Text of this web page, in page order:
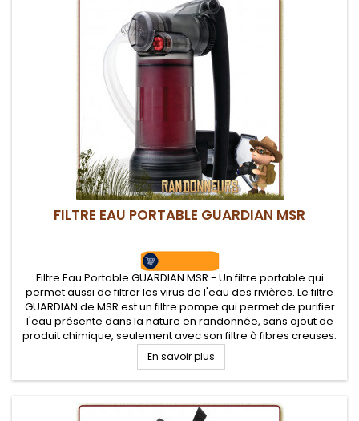
FILTRE EAU PORTABLE GUARDIAN MSR
Filtre Eau Portable GUARDIAN MSR - Un filtre portable qui
permet aussi de filtrer les virus de l'eau des rivières. Le filtre
GUARDIAN de MSR est un filtre pompe qui permet de purifier
l'eau présente dans la nature en randonnée, sans ajout de
produit chimique, seulement avec son filtre à fibres creuses.
Le Filtre Guardian MSR est idéalement conçu pour le...
En savoir plus